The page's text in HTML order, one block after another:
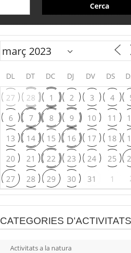
Cerca
DL DT DC DJ DV DS
27 28 1 2 3 4
6
7 8 9 10 11
13
14 15 16 17 18
20
21 22 23 24 25
27
28 29 30 31 1
CATEGORIES D'ACTIVITATS
Activitats a la natura